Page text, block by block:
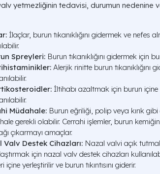
yetmezliğinin tedavisi, durumun nedenine
İlaçlar, burun tıkanıklığını gidermek ve nefes
Spreyleri: Burun tıkanıklığını gidermek için
Alerjik rinitte burun
İltihabı azaltmak için burun
Müdahale: Burun eğriliği, polip veya kırık
gerekli olabilir. Cerrahi işlemler, burun
çıkarmayı amaçlar.
Valv Destek Cihazları: Nazal valvi açık
için nazal valv destek cihazları
içine yerleştirilir ve burun tıkıntısını giderir.